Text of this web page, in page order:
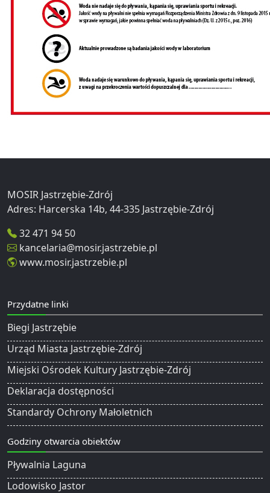
MOSIR Jastrzębie-Zdrój
32 471 94 50
kancelaria@mosir.jastrzebie.pl
www.mosir.jastrzebie.pl
Przydatne linki
Biegi Jastrzębie
Urząd Miasta Jastrzębie-Zdrój
Miejski Ośrodek Kultury Jastrzębie-Zdrój
Deklaracja dostępności
Standardy Ochrony Małoletnich
Godziny otwarcia obiektów
Pływalnia Laguna
Lodowisko Jastor